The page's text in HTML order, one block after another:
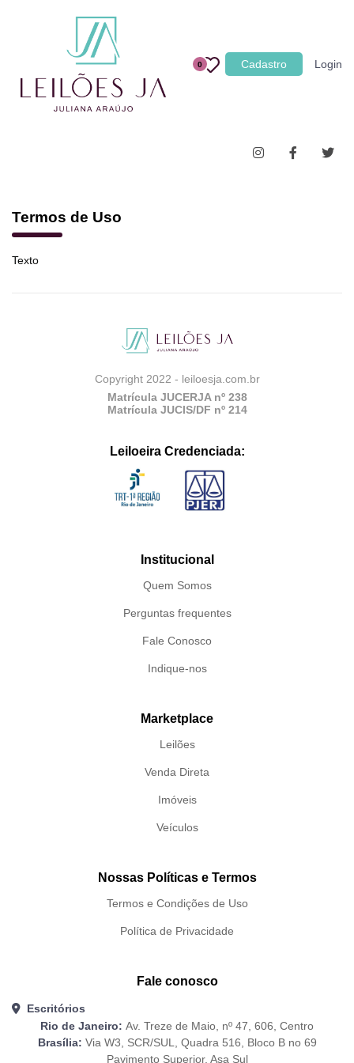
0 Cadastro Login
Categoria
Imóveis
Terrenos
Termos de Uso
Texto
Copyright 2022 - leiloesja.com.br
Matrícula JUCERJA nº 238
Matrícula JUCIS/DF nº 214
Leiloeira Credenciada:
Institucional
Quem Somos
Perguntas frequentes
Fale Conosco
Indique-nos
Marketplace
Leilões
Venda Direta
Imóveis
Veículos
Nossas Políticas e Termos
Termos e Condições de Uso
Política de Privacidade
Fale conosco
Escritórios
Rio de Janeiro: Av. Treze de Maio, nº 47, 606, Centro
Brasília: Via W3, SCR/SUL, Quadra 516, Bloco B no 69
Pavimento Superior, Asa Sul